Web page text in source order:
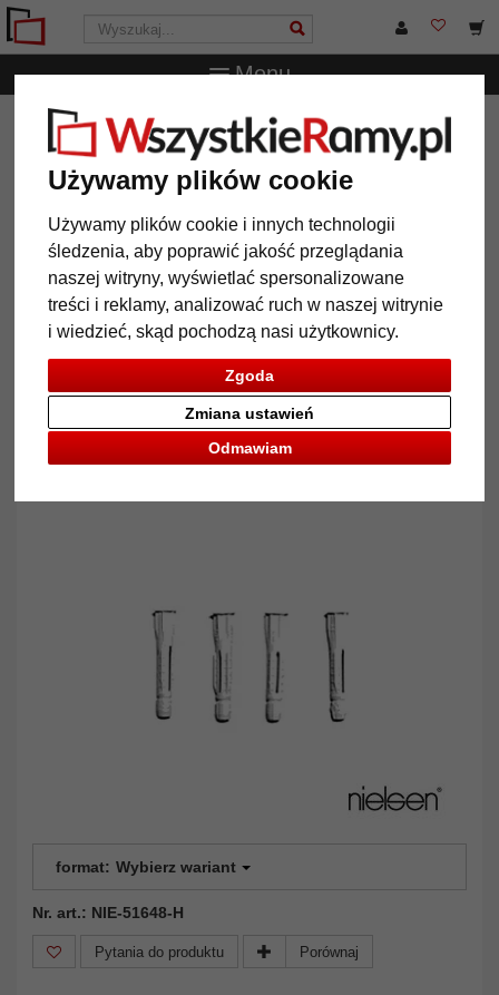
Używamy plików cookie
Używamy plików cookie i innych technologii
śledzenia, aby poprawić jakość przeglądania
naszej witryny, wyświetlać spersonalizowane
treści i reklamy, analizować ruch w naszej witrynie
i wiedzieć, skąd pochodzą nasi użytkownicy.
Zgoda
Odmawiam
Zmiana ustawień
Menu
WszystkieRamy.pl Marka Nielsen Design
50 szt. kołek
uniwersalny (6mm) z wkrętem do montażu zacisków ściennych
z podkladkami
50 szt. kołek uniwersalny (6mm) z
wkrętem do montażu zacisków
ściennych z podkladkami
format: Wybierz wariant
Nr. art.: NIE-51648-H
Pytania do produktu Porównaj